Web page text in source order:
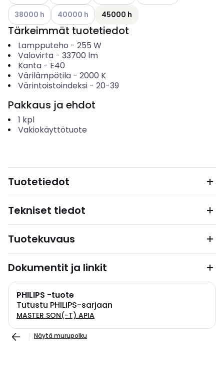
Katso käytettävissä olevat vaihtoehdot
38000 h Katso käytettävissä olevat vaihtoehdot
40000 h 45000 h
Tärkeimmät tuotetiedot
Lampputeho - 255 W
Valovirta- 33700 lm
Kanta- E40
Värilämpötila- 2000 K
Värintoistoindeksi- 20-39
Pakkaus ja ehdot
1 kpl
Vakiokäyttötuote
Tuotetiedot
Tekniset tiedot
Tuotekuvaus
Dokumentit ja linkit
PHILIPS -tuote
Tutustu PHILIPS-sarjaan
MASTER SON(-T) APIA
Näytä murupolku